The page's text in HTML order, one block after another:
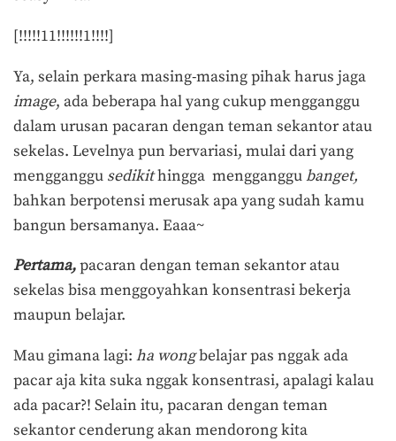
[!!!!!11!!!!!!1!!!!]
Ya, selain perkara masing-masing pihak harus jaga
image, ada beberapa hal yang cukup mengganggu
dalam urusan pacaran dengan teman sekantor atau
sekelas. Levelnya pun bervariasi, mulai dari yang
mengganggu sedikithingga mengganggubanget,
bahkan berpotensi merusak apa yang sudah kamu
bangun bersamanya. Eaaa~
Pertama,pacaran dengan teman sekantor atau
sekelas bisa menggoyahkan konsentrasi bekerja
maupun belajar.
Mau gimana lagi: ha wongbelajar pas nggak ada
pacar aja kita suka nggak konsentrasi, apalagi kalau
ada pacar?! Selain itu, pacaran dengan teman
sekantor cenderung akan mendorong kita